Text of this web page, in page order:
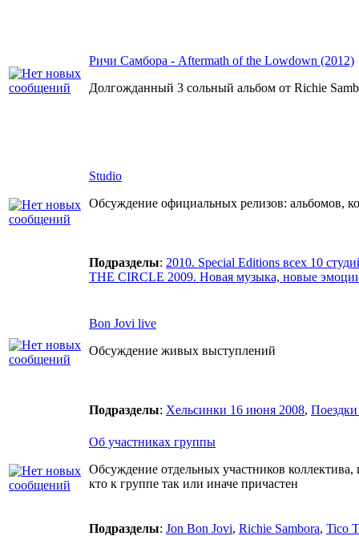
Ричи Самбора - Aftermath of the Lowdown (2012)
Долгожданный 3 сольный альбом от Richie
Studio
Обсуждение официальных релизов: альбомов,
Подразделы: 2010. Special Editions всех 10
THE CIRCLE 2009. Новая музыка, новые
Bon Jovi live
Обсуждение живых выступлений
Подразделы: Хельсинки 16 июня 2008,
Об участниках группы
Обсуждение отдельных участников
кто к группе так или иначе причастен
Подразделы: Jon Bon Jovi, Richie Sambora, Tico